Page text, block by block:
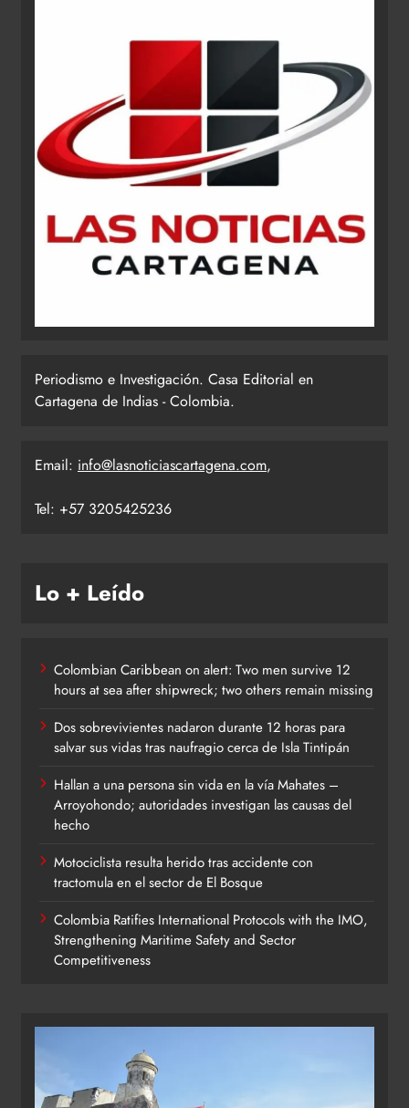
Periodismo e Investigación. Casa Editorial en
Cartagena de Indias - Colombia.
Email: info@lasnoticiascartagena.com,
Tel: +57 3205425236
Lo + Leído
Colombian Caribbean on alert: Two men survive 12
hours at sea after shipwreck; two others remain missing
Dos sobrevivientes nadaron durante 12 horas para
salvar sus vidas tras naufragio cerca de Isla Tintipán
Hallan a una persona sin vida en la vía Mahates –
Arroyohondo; autoridades investigan las causas del
hecho
Motociclista resulta herido tras accidente con
tractomula en el sector de El Bosque
Colombia Ratifies International Protocols with the IMO,
Strengthening Maritime Safety and Sector
Competitiveness